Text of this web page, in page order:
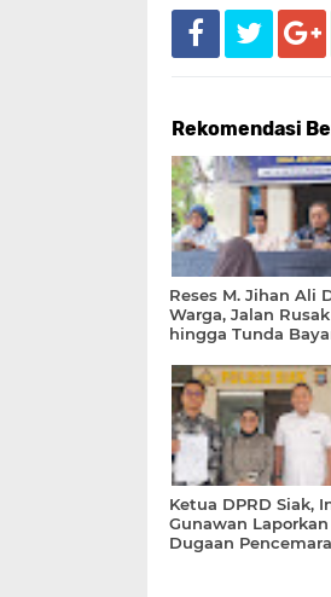
Rekomendasi
Reses M. Jihan Ali
Warga, Jalan Rusak
hingga Tunda
Ketua DPRD Siak,
Gunawan Laporkan
Dugaan